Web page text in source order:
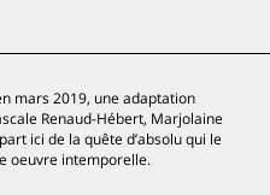
mars 2019, une adaptation
Renaud-Hébert, Marjolaine
ici de la quête d’absolu qui le
oeuvre intemporelle.